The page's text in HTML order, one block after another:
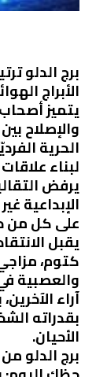
برج الدلو
الأبراج
يتميز أصحاب
والإصلاح
الحرية
لبناء
يرفض
الإبداعية
على كل من
يقبل
كتوم،
والعصبية
آراء
بقدراته
الأحيان.
برج الدلو من 21 يناير حتى 19 فبراير: